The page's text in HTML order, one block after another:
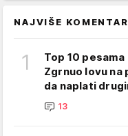
NAJVIŠE
1
Top 10
Zgrnuo lovu na
da naplati
13